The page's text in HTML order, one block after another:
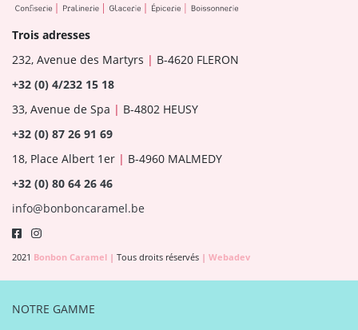
Trois adresses
232, Avenue des Martyrs | B-4620 FLERON
+32 (0) 4/232 15 18
33, Avenue de Spa | B-4802 HEUSY
+32 (0) 87 26 91 69
18, Place Albert 1er | B-4960 MALMEDY
+32 (0) 80 64 26 46
info@bonboncaramel.be
2021 Bonbon Caramel | Tous droits réservés | Webadev
NOTRE GAMME